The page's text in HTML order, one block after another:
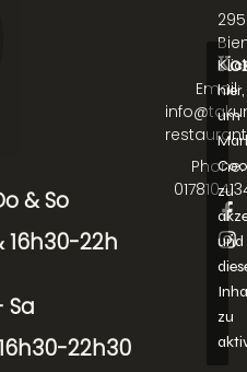
Email:
Phone:
F
a
c
e
b
o
o
k
I
n
s
t
a
g
r
a
& So
16h30-22h
Sa
22h30
hier,
um
zu
und
zu